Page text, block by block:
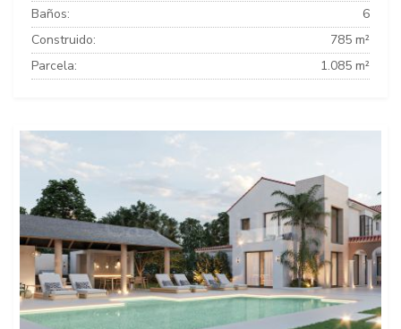
Baños:
6
Construido:
785 m²
Parcela:
1.085 m²